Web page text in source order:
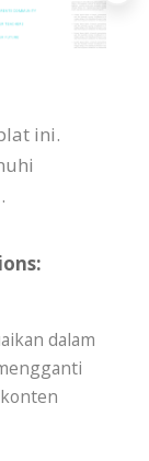
ini.
dalam